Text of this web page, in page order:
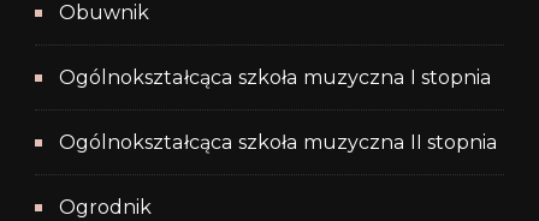
Obuwnik
Ogólnokształcąca szkoła muzyczna I stopnia
Ogólnokształcąca szkoła muzyczna II stopnia
Ogrodnik